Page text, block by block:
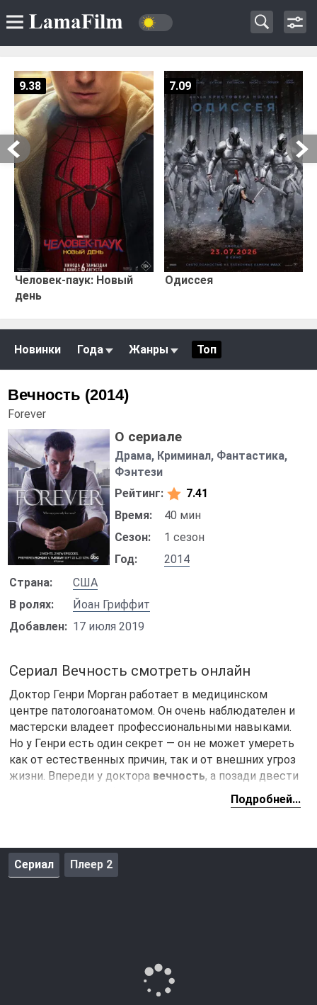
Человек-паук: Новый
день
9.38
Одиссея
7.09
Новинки Года Жанры Топ
Вечность (2014)
Forever
О сериале
Драма, Криминал, Фантастика,
Фэнтези
Рейтинг:
7.41
Время:
40 мин
Сезон:
1 сезон
Год:
2014
Страна:
США
В ролях:
Йоан Гриффит
Добавлен: 17 июля 2019
Сериал Вечность смотреть онлайн
Доктор Генри Морган работает в медицинском
центре патологоанатомом. Он очень наблюдателен и
мастерски владеет профессиональными навыками.
Но у Генри есть один секрет — он не может умереть
как от естественных причин, так и от внешних угроз
жизни. Впереди у доктора вечность, а позади двести
лет жизни полных боли, страданий, любви и горечи
потерь. После крушения поездов в метро судьба
происшествия в качестве суд мед эксперта. Главному
герою предстоит раскрыть не мало загадочных дел и
Подробней...
Сериал Плеер 2